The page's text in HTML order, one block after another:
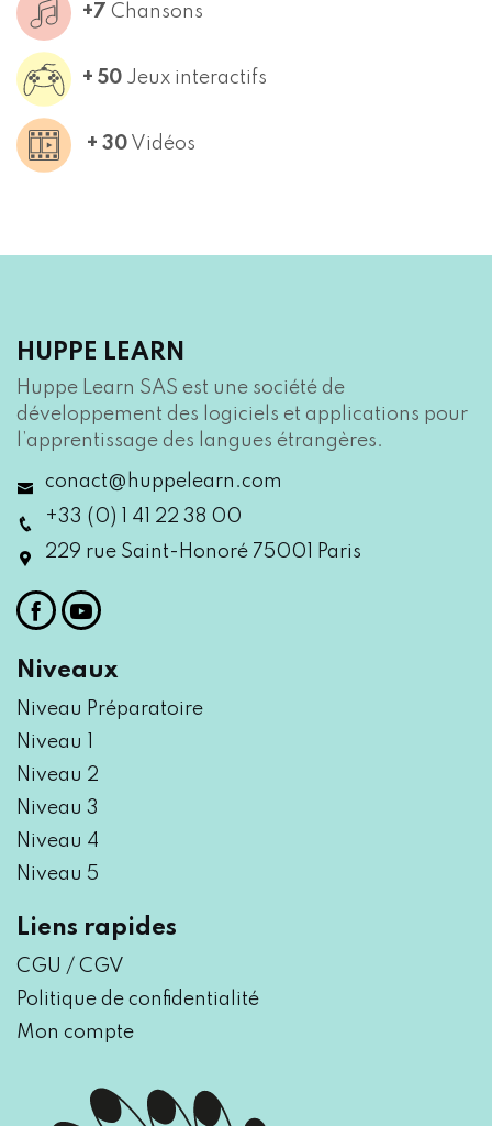
+7 Chansons
+ 50 Jeux interactifs
+ 30 Vidéos
HUPPE LEARN
Huppe Learn SAS est une société de
développement des logiciels et applications pour
l’apprentissage des langues étrangères.
conact@huppelearn.com
+33 (0) 1 41 22 38 00
229 rue Saint-Honoré 75001 Paris
Niveaux
Niveau Préparatoire
Niveau 1
Niveau 2
Niveau 3
Niveau 4
Niveau 5
Liens rapides
CGU / CGV
Politique de confidentialité
Mon compte